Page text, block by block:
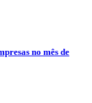
no mês de